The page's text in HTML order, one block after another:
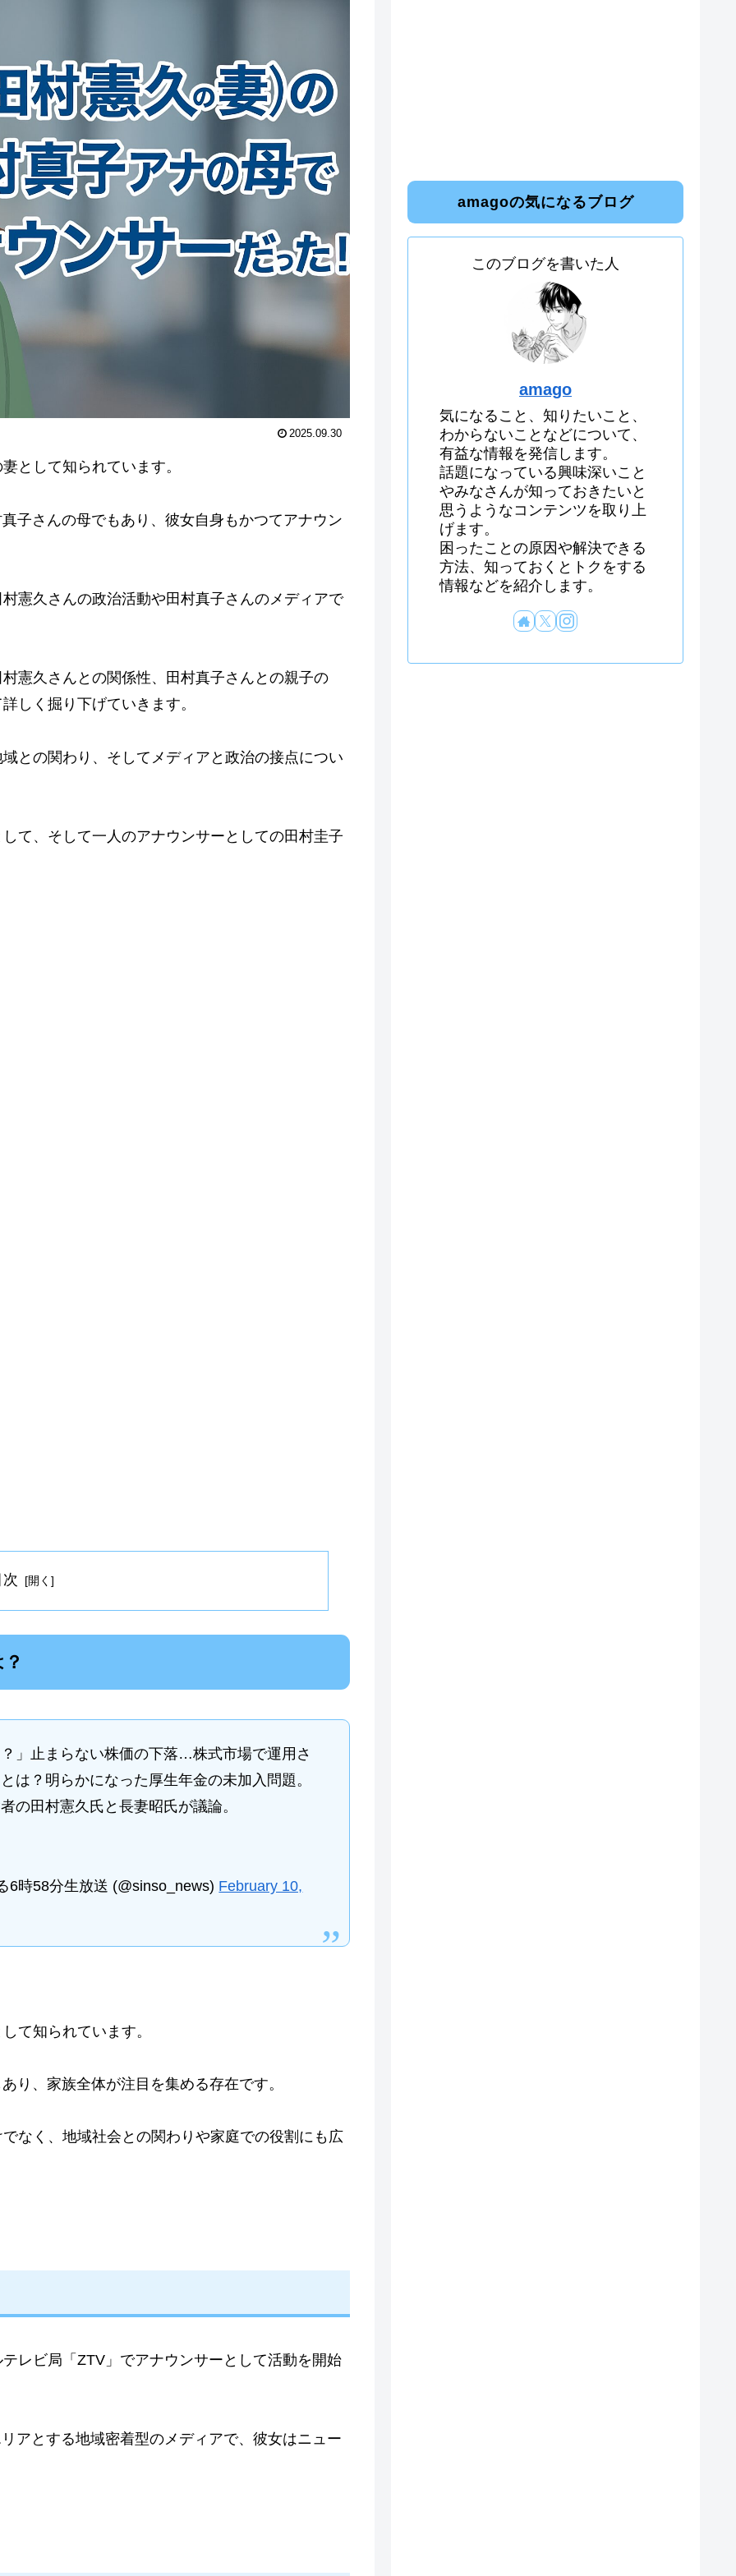
2025.09.30
として知られています。
子さんの母でもあり、彼女自身もかつてアナウン
憲久さんの政治活動や田村真子さんのメディアで
憲久さんとの関係性、田村真子さんとの親子の
しく掘り下げていきます。
との関わり、そしてメディアと政治の接点につい
て、そして一人のアナウンサーとしての田村圭子
」止まらない株価の下落…株式市場で運用さ
は？明らかになった厚生年金の未加入問題。
の田村憲久氏と長妻昭氏が議論。
時58分生放送 (@sinso_news) February 10,
て知られています。
り、家族全体が注目を集める存在です。
なく、地域社会との関わりや家庭での役割にも広
レビ局「ZTV」でアナウンサーとして活動を開始
アとする地域密着型のメディアで、彼女はニュー
amagoの気になるブログ
このブログを書いた人
amago
気になること、知りたいこと、
わからないことなどについて、
有益な情報を発信します。
話題になっている興味深いこと
やみなさんが知っておきたいと
思うようなコンテンツを取り上
げます。
困ったことの原因や解決できる
方法、知っておくとトクをする
情報などを紹介します。